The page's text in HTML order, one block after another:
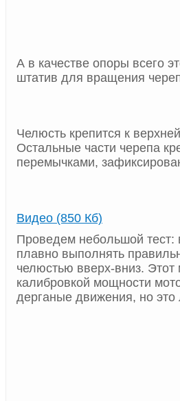
А в качестве опоры всего
штатив для вращения
Челюсть крепится к
Остальные части черепа
перемычками,
Видео (850 Кб)
Проведем небольшой тест:
плавно выполнять
челюстью вверх-вниз. Этот
калибровкой мощности
дерганые движения, но это